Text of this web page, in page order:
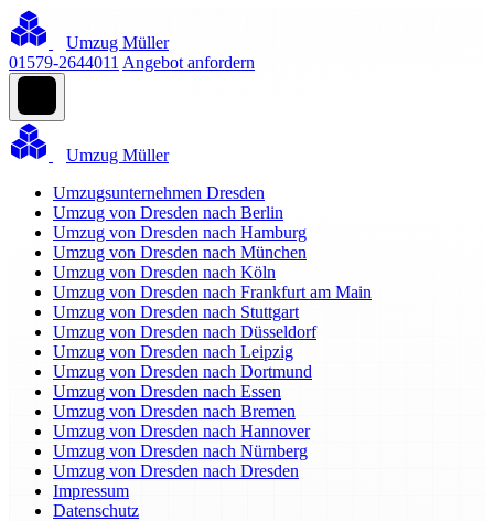
Umzug Müller
01579-2644011 Angebot anfordern
Umzug Müller
Umzugsunternehmen Dresden
Umzug von Dresden nach Berlin
Umzug von Dresden nach Hamburg
Umzug von Dresden nach München
Umzug von Dresden nach Köln
Umzug von Dresden nach Frankfurt am Main
Umzug von Dresden nach Stuttgart
Umzug von Dresden nach Düsseldorf
Umzug von Dresden nach Leipzig
Umzug von Dresden nach Dortmund
Umzug von Dresden nach Essen
Umzug von Dresden nach Bremen
Umzug von Dresden nach Hannover
Umzug von Dresden nach Nürnberg
Umzug von Dresden nach Dresden
Impressum
Datenschutz